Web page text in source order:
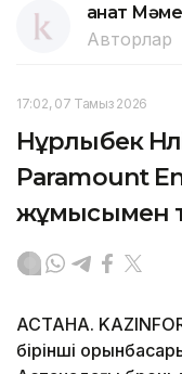
Қанат
Авторлар
17:02, 07 Тамыз 2026
Нұрлыбек
Paramount
жұмысымен
АСТАНА.
бірінші